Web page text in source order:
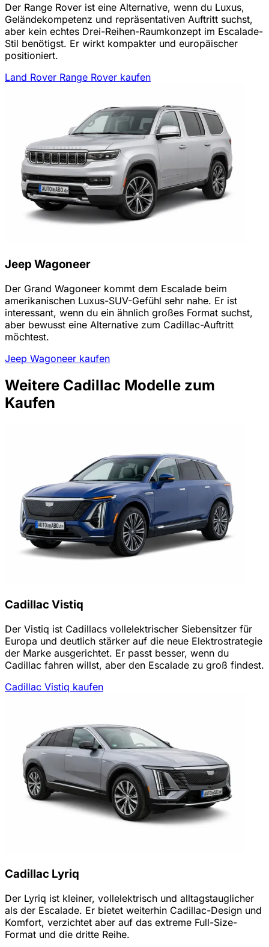
Der Range Rover ist eine Alternative, wenn du Luxus,
Geländekompetenz und repräsentativen Auftritt suchst,
aber kein echtes Drei-Reihen-Raumkonzept im Escalade-
Stil benötigst. Er wirkt kompakter und europäischer
positioniert.
Land Rover Range Rover kaufen
Jeep Wagoneer
Der Grand Wagoneer kommt dem Escalade beim
amerikanischen Luxus-SUV-Gefühl sehr nahe. Er ist
interessant, wenn du ein ähnlich großes Format suchst,
aber bewusst eine Alternative zum Cadillac-Auftritt
möchtest.
Jeep Wagoneer kaufen
Weitere Cadillac Modelle zum
Kaufen
Cadillac Vistiq
Der Vistiq ist Cadillacs vollelektrischer Siebensitzer für
Europa und deutlich stärker auf die neue Elektrostrategie
der Marke ausgerichtet. Er passt besser, wenn du
Cadillac fahren willst, aber den Escalade zu groß findest.
Cadillac Vistiq kaufen
Cadillac Lyriq
Der Lyriq ist kleiner, vollelektrisch und alltagstauglicher
als der Escalade. Er bietet weiterhin Cadillac-Design und
Komfort, verzichtet aber auf das extreme Full-Size-
Format und die dritte Reihe.